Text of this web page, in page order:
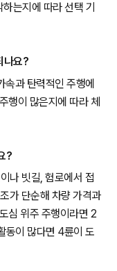
는지에 따라 선택 기
나요?
속과 탄력적인 주행에
행이 많은지에 따라 체
?
나 빗길, 험로에서 접
가 단순해 차량 가격과
심 위주 주행이라면 2
동이 많다면 4륜이 도